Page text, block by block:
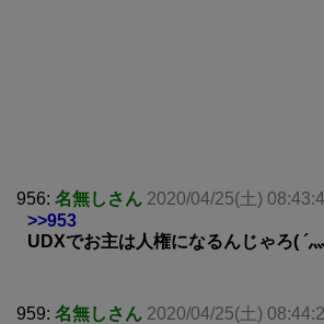
956: 名無しさん 2020/04/25(土)
>>953
UDXでお主は人権になるんじゃろ( ´
959: 名無しさん 2020/04/25(土)